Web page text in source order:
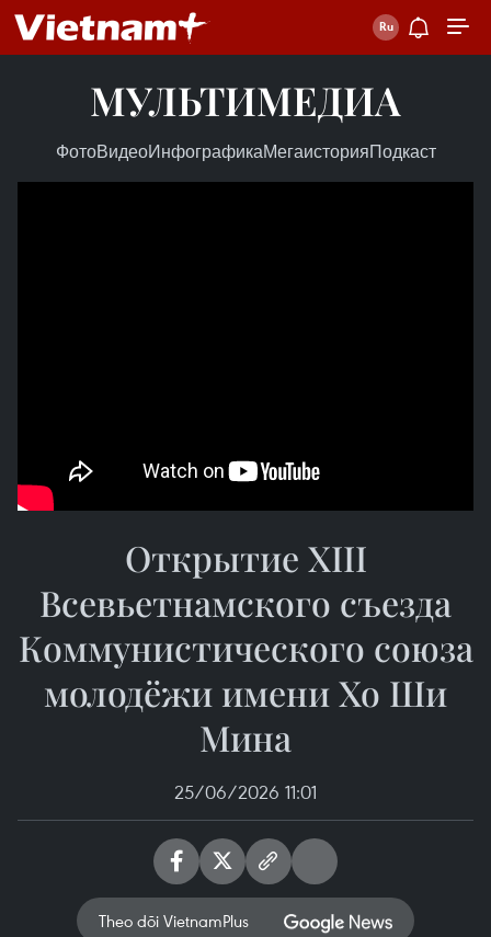
МУЛЬТИМЕДИА
ФотоВидеоИнфографикаМегаисторияПодкаст
Открытие XIII
Всевьетнамского съезда
Коммунистического союза
молодёжи имени Хо Ши
Мина
25/06/2026 11:01
Theo dõi VietnamPlus